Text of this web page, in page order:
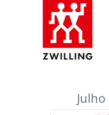
Julho